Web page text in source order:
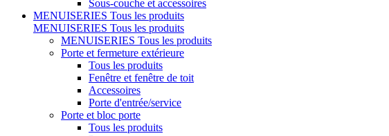
Sous-couche et accessoires
MENUISERIES Tous les produits
MENUISERIES Tous les produits
MENUISERIES Tous les produits
Porte et fermeture extérieure
Tous les produits
Fenêtre et fenêtre de toit
Accessoires
Porte d'entrée/service
Porte et bloc porte
Tous les produits